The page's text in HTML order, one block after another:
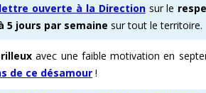
lettre ouverte à la Directionsur le
5 jours par semaine sur tout le territoire.
avec une faible motivation en
de ce désamour !